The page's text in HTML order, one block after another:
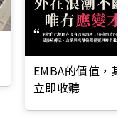
EMBA的價值，
立即收聽